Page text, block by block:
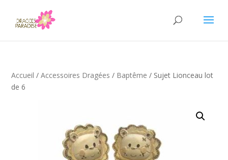
Accueil /Accessoires Dragées / Baptême / Sujet Lionceau lot
de 6